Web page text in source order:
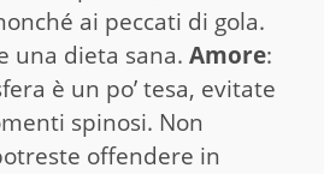
ai peccati di gola.
una dieta sana. Amore:
è un po’ tesa, evitate
spinosi. Non
offendere in